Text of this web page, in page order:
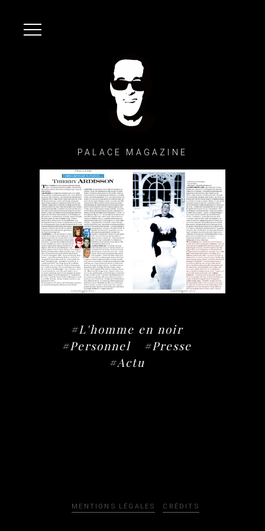
PALACE MAGAZINE
#L'homme en noir
#Personnel
#Presse
#Actu
MENTIONS LÉGALES CRÉDITS